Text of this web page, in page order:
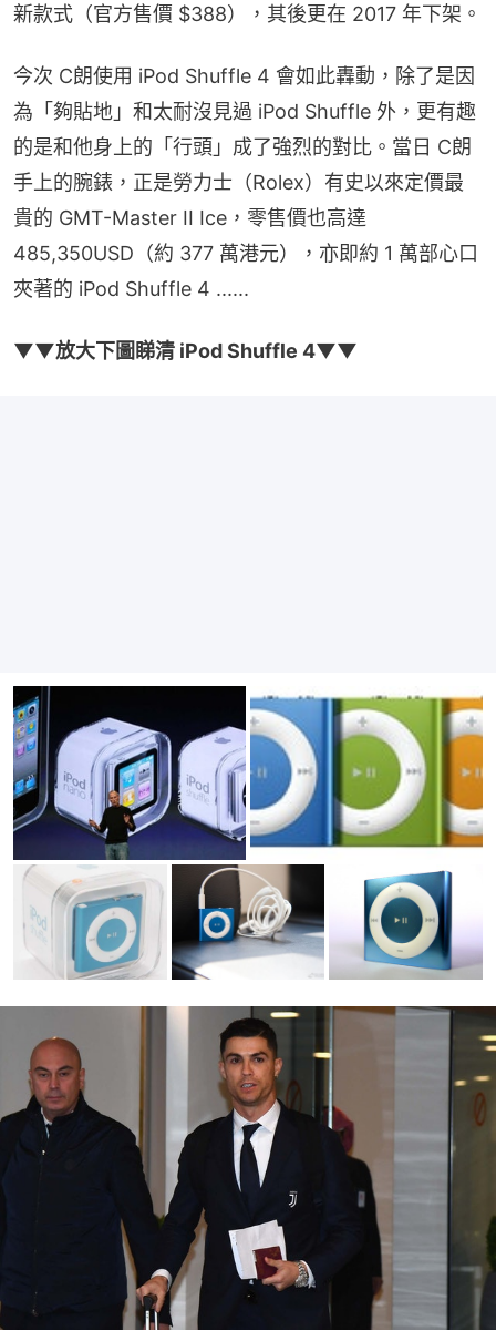
新款式（官方售價 $388），其後更在 2017 年下架。
今次 C朗使用 iPod Shuffle 4 會如此轟動，除了是因
為「夠貼地」和太耐沒見過 iPod Shuffle 外，更有趣
的是和他身上的「行頭」成了強烈的對比。當日 C朗
手上的腕錶，正是勞力士（Rolex）有史以來定價最
貴的 GMT-Master II Ice，零售價也高達
485,350USD（約 377 萬港元），亦即約 1 萬部心口
夾著的 iPod Shuffle 4 ......
▼▼放大下圖睇清 iPod Shuffle 4▼▼